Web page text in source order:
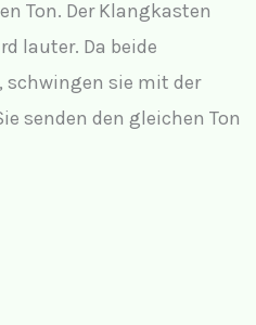
Ton. Der Klangkasten
lauter. Da beide
sie mit der
senden den gleichen Ton